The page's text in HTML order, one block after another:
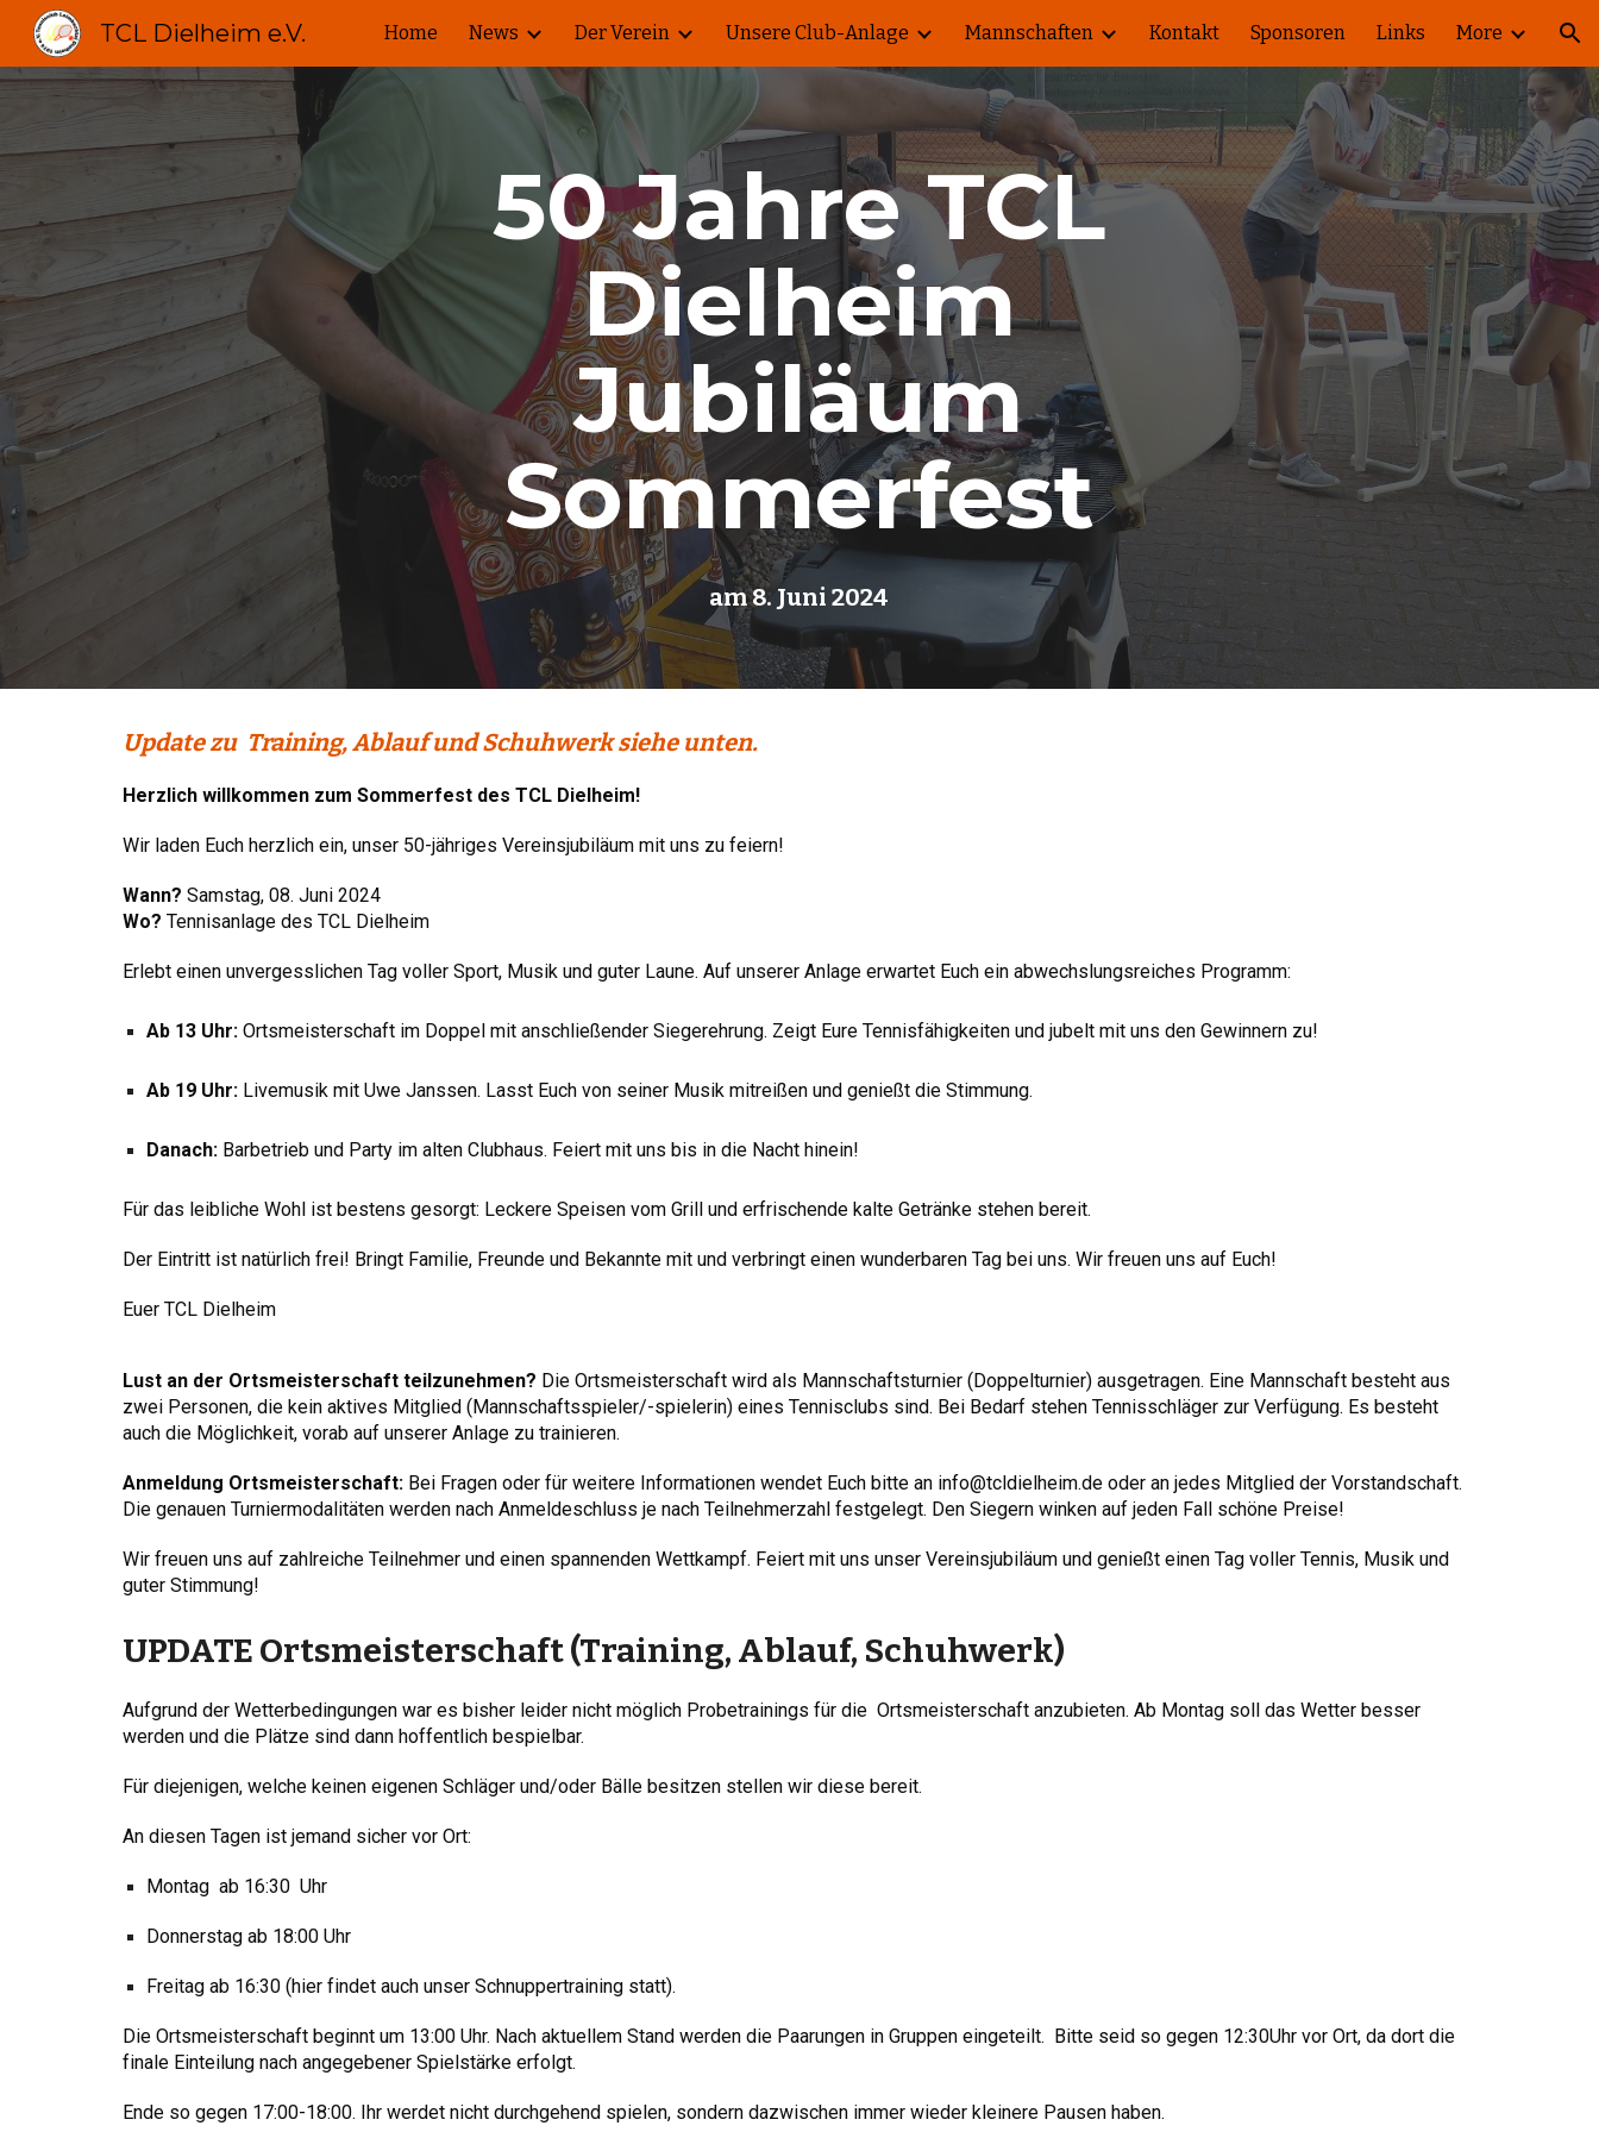
Skip to main content Skip to navigation
TCL Dielheim e.V. Home News Der Verein Unsere Club-Anlage Mannschaften Kontakt Sponsoren Links More
50 Jahre TCL
Dielheim
Jubiläum
Sommerfest
am 8. Juni 2024
Update zu Training, Ablauf und Schuhwerk siehe unten.
Herzlich willkommen zum Sommerfest des TCL Dielheim!
Wir laden Euch herzlich ein, unser 50-jähriges Vereinsjubiläum mit uns zu feiern!
Wann? Samstag, 08. Juni 2024
Wo? Tennisanlage des TCL Dielheim
Erlebt einen unvergesslichen Tag voller Sport, Musik und guter Laune. Auf unserer Anlage erwartet Euch ein abwechslungsreiches Programm:
Ab 13 Uhr:Ortsmeisterschaft im Doppel mit anschließender Siegerehrung. Zeigt Eure Tennisfähigkeiten und jubelt mit uns den Gewinnern zu!
Ab 19 Uhr:Livemusik mit Uwe Janssen. Lasst Euch von seiner Musik mitreißen und genießt die Stimmung.
Danach:Barbetrieb und Party im alten Clubhaus. Feiert mit uns bis in die Nacht hinein!
Für das leibliche Wohl ist bestens gesorgt: Leckere Speisen vom Grill und erfrischende kalte Getränke stehen bereit.
Der Eintritt ist natürlich frei! Bringt Familie, Freunde und Bekannte mit und verbringt einen wunderbaren Tag bei uns. Wir freuen uns auf Euch!
Euer TCL Dielheim
Lust an der Ortsmeisterschaft teilzunehmen? Die Ortsmeisterschaft wird als Mannschaftsturnier (Doppelturnier) ausgetragen. Eine Mannschaft besteht aus
zwei Personen, die kein aktives Mitglied (Mannschaftsspieler/-spielerin) eines Tennisclubs sind. Bei Bedarf stehen Tennisschläger zur Verfügung. Es besteht
auch die Möglichkeit, vorab auf unserer Anlage zu trainieren.
Anmeldung Ortsmeisterschaft:Bei Fragen oder für weitere Informationen wendet Euch bitte an info@tcldielheim.de oder an jedes Mitglied der Vorstandschaft.
Die genauen Turniermodalitäten werden nach Anmeldeschluss je nach Teilnehmerzahl festgelegt. Den Siegern winken auf jeden Fall schöne Preise!
Wir freuen uns auf zahlreiche Teilnehmer und einen spannenden Wettkampf. Feiert mit uns unser Vereinsjubiläum und genießt einen Tag voller Tennis, Musik und
guter Stimmung!
UPDATE Ortsmeisterschaft (Training, Ablauf, Schuhwerk)
Aufgrund der Wetterbedingungen war es bisher leider nicht möglich Probetrainings für die Ortsmeisterschaft anzubieten. Ab Montag soll das Wetter besser
werden und die Plätze sind dann hoffentlich bespielbar.
Für diejenigen, welche keinen eigenen Schläger und/oder Bälle besitzen stellen wir diese bereit.
An diesen Tagen ist jemand sicher vor Ort:
Montag ab 16:30 Uhr
Donnerstag ab 18:00 Uhr
Freitag ab 16:30 (hier findet auch unser Schnuppertraining statt).
Die Ortsmeisterschaft beginnt um 13:00 Uhr. Nach aktuellem Stand werden die Paarungen in Gruppen eingeteilt. Bitte seid so gegen 12:30Uhr vor Ort, da dort die
finale Einteilung nach angegebener Spielstärke erfolgt.
Ende so gegen 17:00-18:00. Ihr werdet nicht durchgehend spielen, sondern dazwischen immer wieder kleinere Pausen haben.